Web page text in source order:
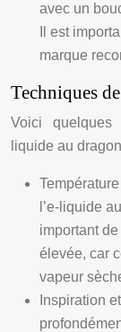
avec un
Il est
marque
Techniques
Voici quelques
liquide au
l’e-liquide
important
élevée, car
vapeur
Inspiration